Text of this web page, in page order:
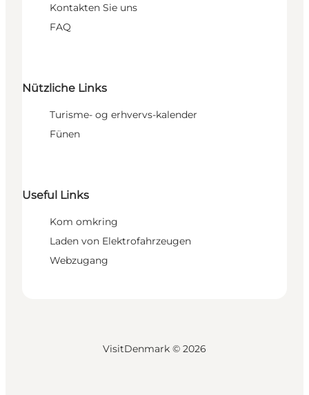
Kontakten Sie uns
FAQ
Nützliche Links
Turisme- og erhvervs-kalender
Fünen
Useful Links
Kom omkring
Laden von Elektrofahrzeugen
Webzugang
VisitDenmark © 2026